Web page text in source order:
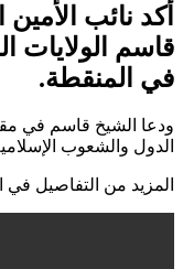
أكد نائب
قاسم الولايات
في المنقطة.
ودعا الشيخ قاسم في
الدول والشعوب
المزيد من التفاصيل في